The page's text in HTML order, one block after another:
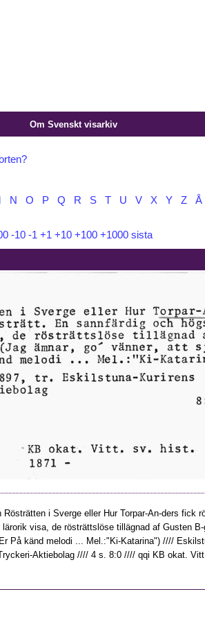
Om Svenskt visarkiv
N O P Q R S T U V X Y Z Å
-10 -1 +1 +10 +100 +1000 sista
i Sverge eller Hur Torpar-An-ders fick
visa, de rösträttslöse tillägnad af Gusten
På känd melodi ... Mel.:"Ki-Katarina") ////
Aktiebolag //// 4 s. 8:0 //// qqi KB okat.